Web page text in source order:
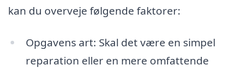
kan du overveje følgende faktorer:
Opgavens art: Skal det være en simpel
reparation eller en mere omfattende